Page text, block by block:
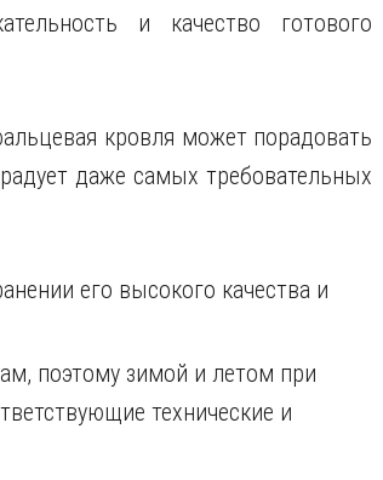
и качество готового
кровля может порадовать
даже самых требовательных
его высокого качества и
поэтому зимой и летом при
технические и